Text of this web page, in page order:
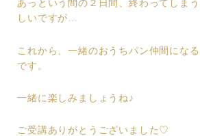
あっという間の２日間、終わってしま
しいですが…
これから、一緒のおうちパン仲間にな
です。
一緒に楽しみましょうね♪
ご受講ありがとうございました♡